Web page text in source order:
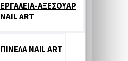
ΕΡΓΑΛΕΙΑ-ΑΞΕΣΟΥΑΡ
NAIL ART
ΠΙΝΕΛΑ NAIL ART